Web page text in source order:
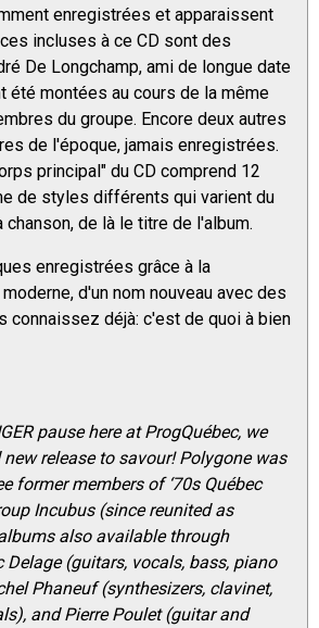
enregistrées et apparaissent
incluses à ce CD sont des
De Longchamp, ami de longue date
été montées au cours de la même
du groupe. Encore deux autres
de l'époque, jamais enregistrées.
principal" du CD comprend 12
de styles différents qui varient du
de là le titre de l'album.
enregistrées grâce à la
d'un nom nouveau avec des
connaissez déjà: c'est de quoi à bien
pause here at ProgQuébec, we
release to savour! Polygone was
former members of ‘70s Québec
Incubus (since reunited as
also available through
Delage (guitars, vocals, bass, piano
Phaneuf (synthesizers, clavinet,
and Pierre Poulet (guitar and